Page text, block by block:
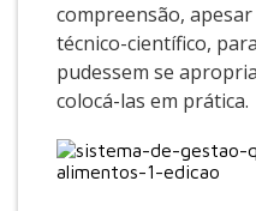
compreensão,
técnico-científico,
pudessem se
colocá-las em prática.